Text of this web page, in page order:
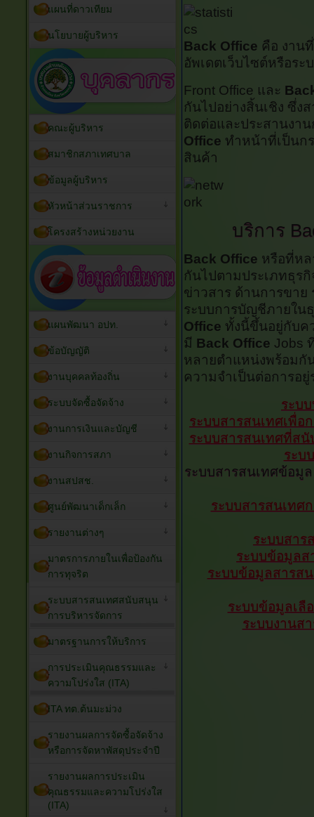
Back Office คือ งาน
อัพเดตเว็บไซต์หรือระ
Front Office และ
กันไปอย่างสิ้นเชิง ซึ่ง
ติดต่อและประสานงา
Office ทำหน้าที่เป็นก
สินค้า
บริการ
Back Office หรือที่หล
กันไปตามประเภทธุร
ข่าวสาร ด้านการขาย
ระบบการบัญชีภายใน
Office ทั้งนี้ขึ้นอยู่กับค
มี Back Office Jobs
หลายตำแหน่งพร้อมกั
ความจำเป็นต่อการอ
ระบ
ระบบสารสนเทศเพื่อ
ระบบสารสนเทศที่ส
ระบ
ระบบสารสนเทศข้อมู
ระบบสารสนเทศ
ระบบสาร
ระบบข้อมูลส
ระบบข้อมูลสารส
ระบบข้อมูลเลื
ระบบงานส
แผนที่ดาวเทียม
นโยบายผู้บริหาร
คณะผู้บริหาร
สมาชิกสภาเทศบาล
ข้อมูลผู้บริหาร
หัวหน้าส่วนราชการ
โครงสร้างหน่วยงาน
แผนพัฒนา อปท.
ข้อบัญญัติ
งานบุคคลท้องถิ่น
ระบบจัดซื้อจัดจ้าง
งานการเงินและบัญชี
งานกิจการสภา
งานสปสช.
ศูนย์พัฒนาเด็กเล็ก
รายงานต่างๆ
มาตรการภายในเพื่อป้องกัน
การทุจริต
ระบบสารสนเทศสนับสนุน
การบริหารจัดการ
มาตรฐานการให้บริการ
การประเมินคุณธรรมและ
ความโปร่งใส (ITA)
ITA ทต.ต้นมะม่วง
รายงานผลการจัดซื้อจัดจ้าง
หรือการจัดหาพัสดุประจำปี
รายงานผลการประเมิน
คุณธรรมและความโปร่งใส
(ITA)